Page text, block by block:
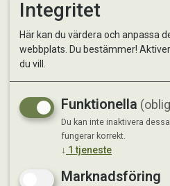
Integritet
Här kan du värdera och anpassa
webbplats. Du bestämmer!
du vill.
Funktionella
Du kan inte inaktivera
fungerar korrekt.
↓ 1 tjeneste
Marknadsföring